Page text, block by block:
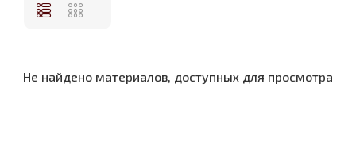
Не найдено материалов, доступных для просмотра